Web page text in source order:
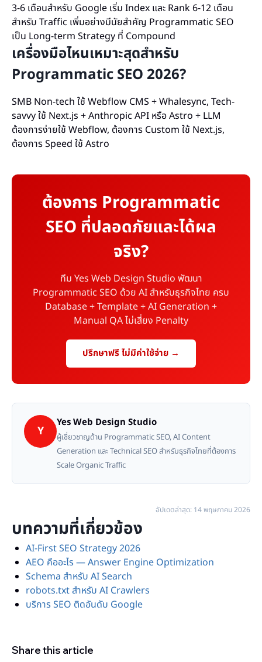
3-6 เดือนสำหรับ Google เริ่ม Index และ Rank 6-12 เดือน
สำหรับ Traffic เพิ่มอย่างมีนัยสำคัญ Programmatic SEO
เป็น Long-term Strategy ที่ Compound
เครื่องมือไหนเหมาะสุดสำหรับ
Programmatic SEO 2026?
SMB Non-tech ใช้ Webflow CMS + Whalesync, Tech-
savvy ใช้ Next.js + Anthropic API หรือ Astro + LLM
ต้องการง่ายใช้ Webflow, ต้องการ Custom ใช้ Next.js,
ต้องการ Speed ใช้ Astro
ต้องการ Programmatic
SEO ที่ปลอดภัยและได้ผล
จริง?
ทีม Yes Web Design Studio พัฒนา
Programmatic SEO ด้วย AI สำหรับธุรกิจไทย ครบ
Database + Template + AI Generation +
Manual QA ไม่เสี่ยง Penalty
ปรึกษาฟรี ไม่มีค่าใช้จ่าย →
Y
Yes Web Design Studio
ผู้เชี่ยวชาญด้าน Programmatic SEO, AI Content
Generation และ Technical SEO สำหรับธุรกิจไทยที่ต้องการ
Scale Organic Traffic
อัปเดตล่าสุด: 14 พฤษภาคม 2026
บทความที่เกี่ยวข้อง
AI-First SEO Strategy 2026
AEO คืออะไร — Answer Engine Optimization
Schema สำหรับ AI Search
robots.txt สำหรับ AI Crawlers
บริการ SEO ติดอันดับ Google
Share this article